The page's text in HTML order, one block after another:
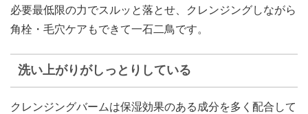
必要最低限の力でスルッと落とせ、クレンジングしながら
角栓・毛穴ケアもできて一石二鳥です。
洗い上がりがしっとりしている
クレンジングバームは保湿効果のある成分を多く配合して